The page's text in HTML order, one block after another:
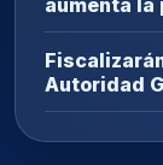
Autoridad